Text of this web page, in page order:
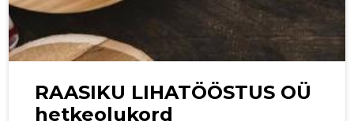
RAASIKU LIHATÖÖSTUS OÜ
hetkeolukord